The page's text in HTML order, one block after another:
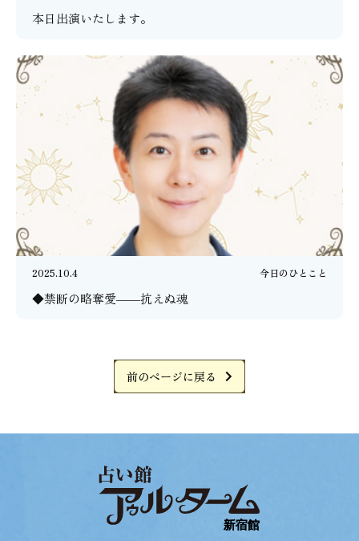
本日出演いたします。
2025.10.4 今日のひとこと
◆禁断の略奪愛――抗えぬ魂
前のページに戻る